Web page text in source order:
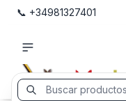
📞 +34981327401